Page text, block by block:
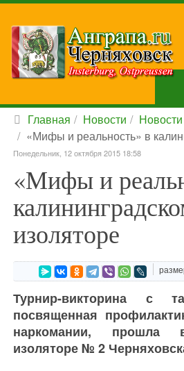
Главная Новости
«Мифы и реальность» в
Понедельник, 12 октября 2015 18:58
«Мифы и
изоляторе
Турнир-викторина с
посвященная
наркомании, прошла
изоляторе № 2